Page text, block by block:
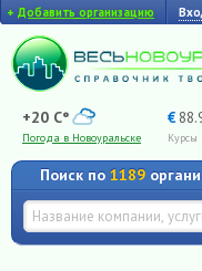
+ Добавить организацию
+20 C°
Погода в Новоуральске
€
Поиск по 1189